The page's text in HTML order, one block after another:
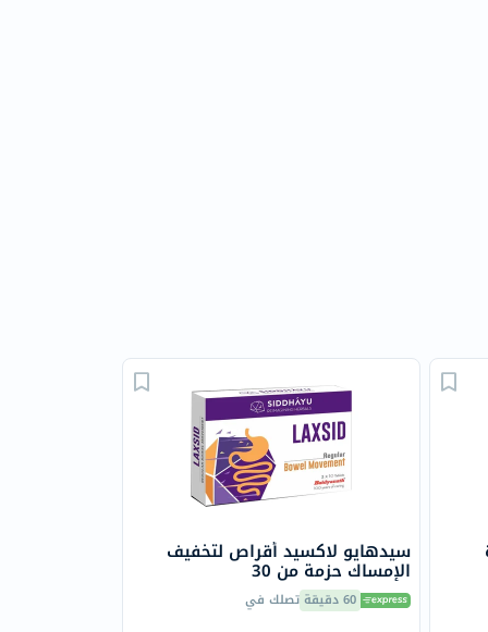
سيدهايو لاكسيد أقراص لتخفيف
الإمساك حزمة من 30
60 دقيقة تصلك في